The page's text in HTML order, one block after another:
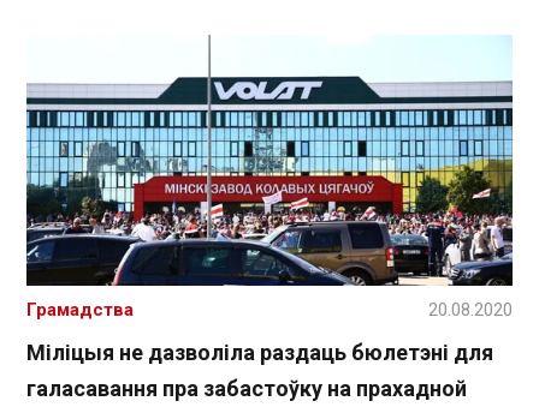
Міліцыя не дазволіла раздаць бюлетэні для
галасавання пра забастоўку на прахадной
Грамадства 20.08.2020